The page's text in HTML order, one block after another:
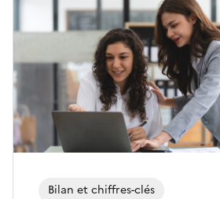
Bilan et chiffres-clés